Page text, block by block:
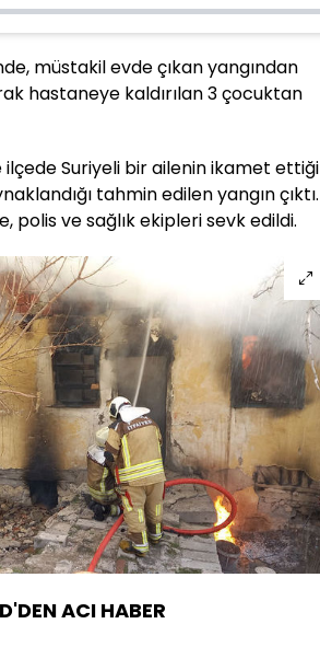
müstakil evde çıkan yangından
hastaneye kaldırılan 3 çocuktan
Suriyeli bir ailenin ikamet ettiği
tahmin edilen yangın çıktı.
polis ve sağlık ekipleri sevk edildi.
ACI HABER